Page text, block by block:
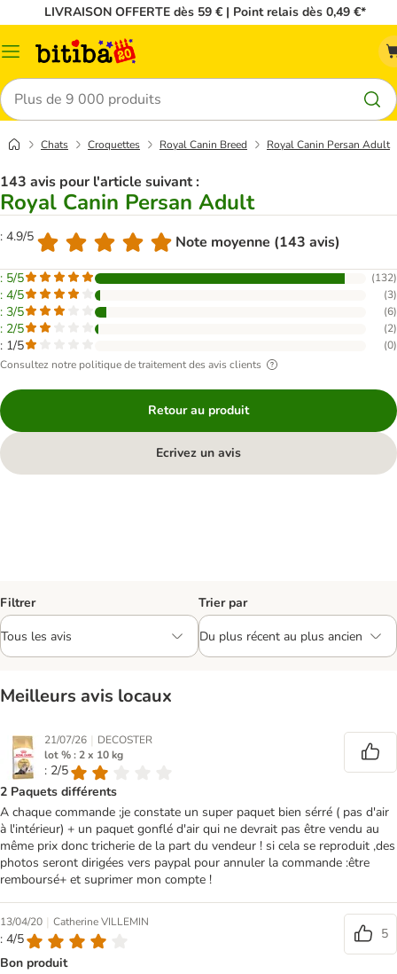
LIVRAISON OFFERTE dès 59 € | Point relais dès 0,49 €*
Menu
Rechercher
Chats Croquettes Royal Canin Breed Royal Canin Persan Adult
143 avis pour l'article suivant :
Royal Canin Persan Adult
: 4.9/5 Note moyenne (143 avis)
: 5/5 (132)
: 4/5 (3)
: 3/5 (6)
: 2/5 (2)
: 1/5 (0)
Consultez notre politique de traitement des avis clients
Retour au produit
Ecrivez un avis
Filtrer Trier par
Meilleurs avis locaux
21/07/26 | DECOSTER
lot % : 2 x 10 kg
: 2/5
2 Paquets différents
A chaque commande ;je constate un super paquet bien sérré ( pas d'air
à l'intérieur) + un paquet gonflé d'air qui ne devrait pas être vendu au
même prix donc tricherie de la part du vendeur ! si cela se reproduit ,des
photos seront dirigées vers paypal pour annuler la commande :être
remboursé+ et suprimer mon compte !
13/04/20 | Catherine VILLEMIN
: 4/5
5
Bon produit